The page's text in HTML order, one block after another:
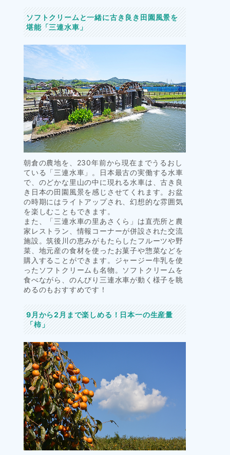
ソフトクリームと一緒に古き良き田園風景を
堪能「三連水車」
朝倉の農地を、230年前から現在までうるおし
ている「三連水車」。日本最古の実働する水車
で、のどかな里山の中に現れる水車は、古き良
き日本の田園風景を感じさせてくれます。お盆
の時期にはライトアップされ、幻想的な雰囲気
を楽しむこともできます。
また、「三連水車の里あさくら」は直売所と農
家レストラン、情報コーナーが併設された交流
施設。筑後川の恵みがもたらしたフルーツや野
菜、地元産の食材を使ったお菓子や惣菜などを
購入することができます。ジャージー牛乳を使
ったソフトクリームも名物。ソフトクリームを
食べながら、のんびり三連水車が動く様子を眺
めるのもおすすめです！
9月から2月まで楽しめる！日本一の生産量
「柿」